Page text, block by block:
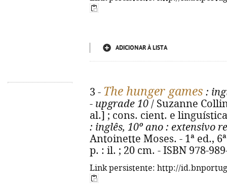
ADICIONAR À LISTA
3 - The hunger games :
- upgrade 10 / Suzanne
al.] ; cons. cient. e
: inglês, 10º ano : extensivo
Antoinette Moses. - 1ª ed.,
p. : il. ; 20 cm. - ISBN 978-
Link persistente: http://